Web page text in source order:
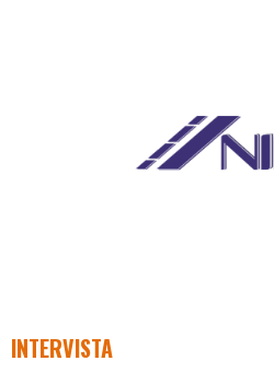
INTERVISTA